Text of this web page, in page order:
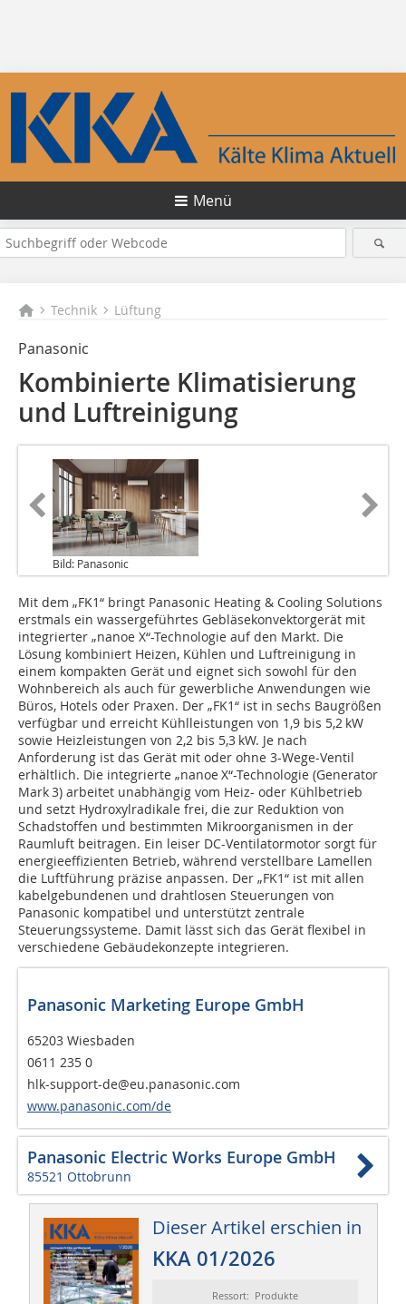
Menü
Technik Lüftung
Panasonic
Kombinierte Klimatisierung
und Luftreinigung
Bild: Panasonic
Mit dem „FK1“ bringt Panasonic Heating & Cooling Solutions
erstmals ein wassergeführtes Gebläsekonvektorgerät mit
integrierter „nanoe X“-Technologie auf den Markt. Die
Lösung kombiniert Heizen, Kühlen und Luftreinigung in
einem kompakten Gerät und eignet sich sowohl für den
Wohnbereich als auch für gewerbliche Anwendungen wie
Büros, Hotels oder Praxen. Der „FK1“ ist in sechs Baugrößen
verfügbar und erreicht Kühlleistungen von 1,9 bis 5,2 kW
sowie Heizleistungen von 2,2 bis 5,3 kW. Je nach
Anforderung ist das Gerät mit oder ohne 3-Wege-Ventil
erhältlich. Die integrierte „nanoe X“-Technologie (Generator
Mark 3) arbeitet unabhängig vom Heiz- oder Kühlbetrieb
und setzt Hydroxylradikale frei, die zur Reduktion von
Schadstoffen und bestimmten Mikroorganismen in der
Raumluft beitragen. Ein leiser DC-Ventilatormotor sorgt für
energieeffizienten Betrieb, während verstellbare Lamellen
die Luftführung präzise anpassen. Der „FK1“ ist mit allen
kabelgebundenen und drahtlosen Steuerungen von
Panasonic kompatibel und unterstützt zentrale
Steuerungssysteme. Damit lässt sich das Gerät flexibel in
verschiedene Gebäudekonzepte integrieren.
Panasonic Marketing Europe GmbH
65203 Wiesbaden
0611 235 0
hlk-support-de@eu.panasonic.com
www.panasonic.com/de
Panasonic Electric Works Europe GmbH
85521 Ottobrunn
Dieser Artikel erschien in
KKA 01/2026
Ressort: Produkte